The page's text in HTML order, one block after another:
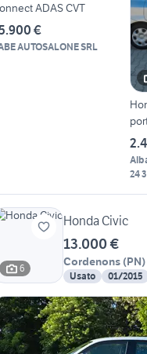
ADAS CVT
€
AUTOSALONE SRL
24
6
Honda Civic
13.000 €
Cordenons (PN)
Usato 01/2015